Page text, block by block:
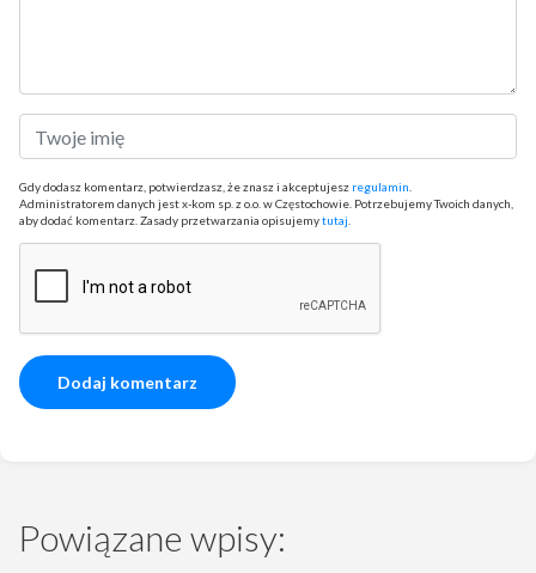
Gdy dodasz komentarz, potwierdzasz, że znasz i akceptujesz regulamin.
Administratorem danych jest x-kom sp. z o.o. w Częstochowie. Potrzebujemy Twoich danych,
aby dodać komentarz. Zasady przetwarzania opisujemytutaj.
Powiązane wpisy: